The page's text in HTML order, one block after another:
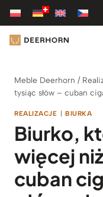
Przejdź
treści
Meble Deerhorn /
tysiąc słów – cuban
REALIZACJE | BIURKA
Biurko,
więcej
cuban